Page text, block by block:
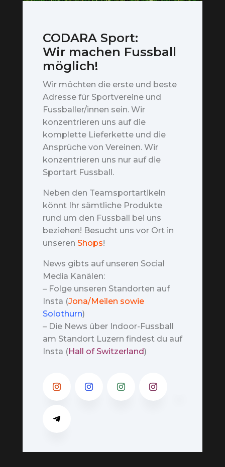
CODARA Sport:
Wir machen Fussball
möglich!
Wir möchten die erste und beste
Adresse für Sportvereine und
Fussballer/innen sein. Wir
konzentrieren uns auf die
komplette Lieferkette und die
Ansprüche von Vereinen. Wir
konzentrieren uns nur auf die
Sportart Fussball.
Neben den Teamsportartikeln
könnt Ihr sämtliche Produkte
rund um den Fussball bei uns
beziehen! Besucht uns vor Ort in
unseren Shops!
News gibts auf unseren Social
Media Kanälen:
– Folge unseren Standorten auf
Insta (Jona/Meilen sowie
Solothurn)
– Die News über Indoor-Fussball
am Standort Luzern findest du auf
Insta (Hall of Switzerland)